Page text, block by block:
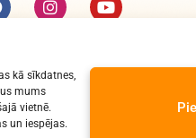
kā sīkdatnes,
mums
vietnē.
un iespējas.